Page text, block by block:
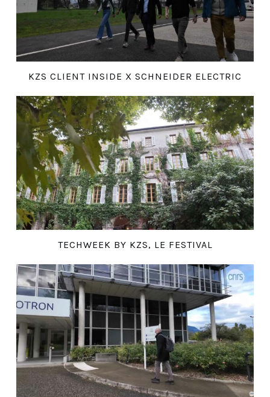
KZS CLIENT INSIDE X SCHNEIDER ELECTRIC
TECHWEEK BY KZS, LE FESTIVAL